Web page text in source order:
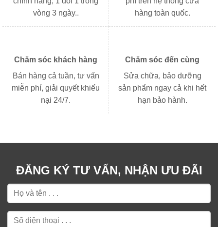
vòng 3 ngày..
hàng toàn quốc.
Chăm sóc khách hàng
Bán hàng cả tuần, tư vấn
miễn phí, giải quyết khiếu
nại 24/7.
Chăm sóc đến cùng
Sửa chữa, bảo dưỡng
sản phẩm ngay cả khi hết
hạn bảo hành.
ĐĂNG KÝ TƯ VẤN, NHẬN ƯU ĐÃI